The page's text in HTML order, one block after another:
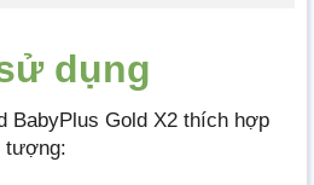
dụng
BabyPlus Gold X2 thích hợp
tượng: